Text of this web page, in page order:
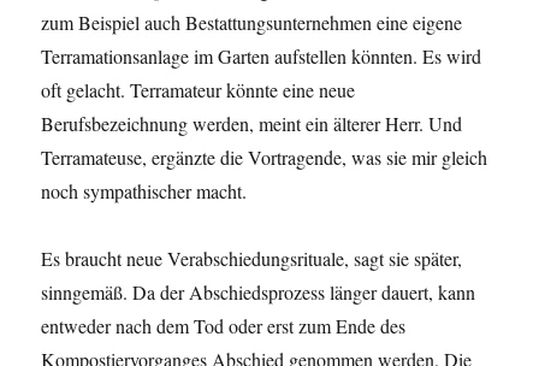
zum Beispiel auch Bestattungsunternehmen eine eigene
Terramationsanlage im Garten aufstellen könnten. Es wird
oft gelacht. Terramateur könnte eine neue
Berufsbezeichnung werden, meint ein älterer Herr. Und
Terramateuse, ergänzte die Vortragende, was sie mir gleich
noch sympathischer macht.
Es braucht neue Verabschiedungsrituale, sagt sie später,
sinngemäß. Da der Abschiedsprozess länger dauert, kann
entweder nach dem Tod oder erst zum Ende des
Kompostiervorganges Abschied genommen werden. Die